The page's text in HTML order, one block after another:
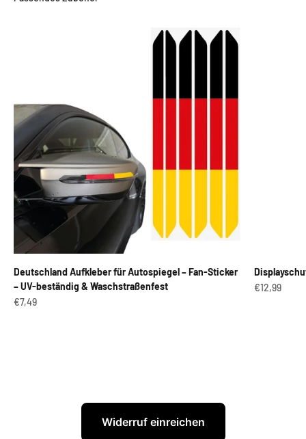
Deutschland Aufkleber für Autospiegel – Fan-Sticker
– UV-beständig & Waschstraßenfest
Angebot
€7,49
Angebot
€12,99
Widerruf einreichen